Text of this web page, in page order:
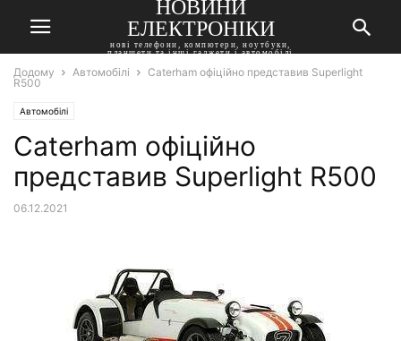
НОВИНИ
ЕЛЕКТРОНІКИ
нові телефони, компютери, ноутбуки,
планшети та інші гаджети і автомобілі
Додому Автомобілі
Caterham офіційно представив Superlight
R500
Автомобілі
Caterham офіційно
представив Superlight R500
06.12.2021